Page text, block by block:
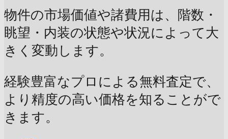
物件の市場価値や諸費用は、階数・
眺望・内装の状態や状況によって大
きく変動します。
経験豊富なプロによる無料査定で、
より精度の高い価格を知ることがで
きます。